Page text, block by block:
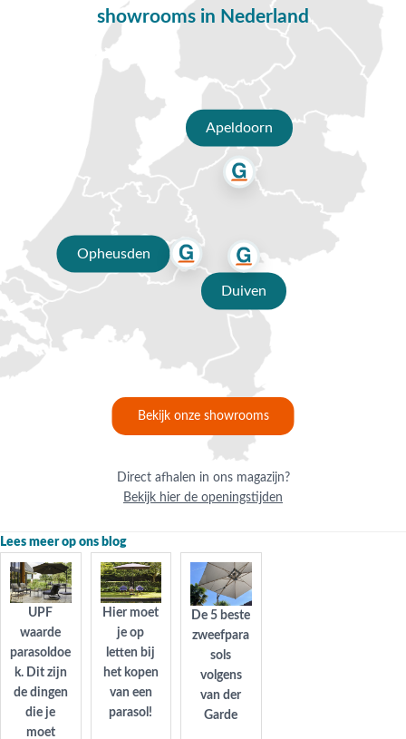
showrooms in Nederland
Apeldoorn
Opheusden
Duiven
Bekijk onze showrooms
Direct afhalen in ons magazijn?
Bekijk hier de openingstijden
Lees meer op ons blog
UPF
waarde
parasoldoe
k. Dit zijn
de dingen
die je
moet
Hier moet
je op
letten bij
het kopen
van een
parasol!
De 5 beste
zweefpara
sols
volgens
van der
Garde